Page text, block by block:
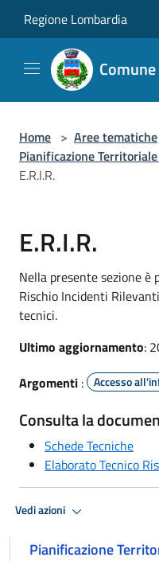
Regione Lombardia
Home > Aree tematiche
Pianificazione
E.R.I.R.
E.R.I.R.
Nella presente sezione è
Rischio Incidenti
tecnici.
Ultimo aggiornamento:
Argomenti : Accesso
Consulta la
Schede Tecniche
Elaborato Tecnico
Vedi azioni
Pianificazione